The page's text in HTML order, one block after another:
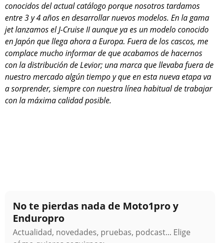
conocidos del actual catálogo porque nosotros tardamos
entre 3 y 4 años en desarrollar nuevos modelos. En la gama
jet lanzamos el J-Cruise II aunque ya es un modelo conocido
en Japón que llega ahora a Europa. Fuera de los cascos, me
complace mucho informar de que acabamos de hacernos
con la distribución de Levior; una marca que llevaba fuera de
nuestro mercado algún tiempo y que en esta nueva etapa va
a sorprender, siempre con nuestra línea habitual de trabajar
con la máxima calidad posible.
No te pierdas nada de Moto1pro y
Enduropro
Actualidad, novedades, pruebas, podcast... Elige